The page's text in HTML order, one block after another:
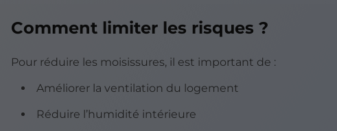
Comment limiter les risques ?
Pour réduire les moisissures, il est important de :
Améliorer la ventilation du logement
Réduire l’humidité intérieure